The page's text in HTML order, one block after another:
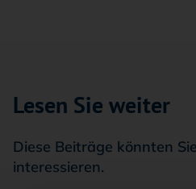
Lesen Sie weiter
Diese Beiträge könnten
interessieren.